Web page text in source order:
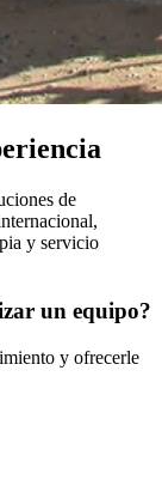
de
y servicio
un equipo?
y ofrecerle